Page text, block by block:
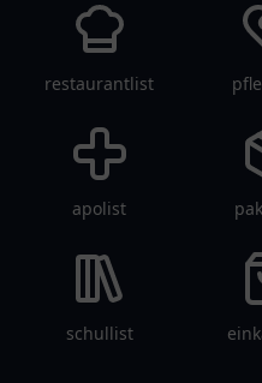
restaurantlist
apolist
schullist